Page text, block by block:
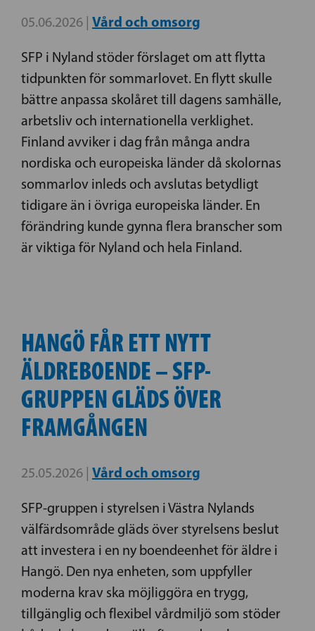
05.06.2026 | Vård och omsorg
SFP i Nyland stöder förslaget om att flytta
tidpunkten för sommarlovet. En flytt skulle
bättre anpassa skolåret till dagens samhälle,
arbetsliv och internationella verklighet.
Finland avviker i dag från många andra
nordiska och europeiska länder då skolornas
sommarlov inleds och avslutas betydligt
tidigare än i övriga europeiska länder. En
förändring kunde gynna flera branscher som
är viktiga för Nyland och hela Finland.
HANGÖ FÅR ETT NYTT
ÄLDREBOENDE ­­– SFP-
GRUPPEN GLÄDS ÖVER
FRAMGÅNGEN
25.05.2026 | Vård och omsorg
SFP-gruppen i styrelsen i Västra Nylands
välfärdsområde gläds över styrelsens beslut
att investera i en ny boendeenhet för äldre i
Hangö. Den nya enheten, som uppfyller
moderna krav ska möjliggöra en trygg,
tillgänglig och flexibel vårdmiljö som stöder